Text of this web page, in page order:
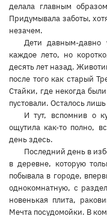
делала главным
Придумывала заботы,
незачем.
Дети давным-
каждое лето, но
десять лет назад.
после того как старый
Стайки, где некогда
пустовали. Осталось
И тут, вспомнив о
ощутила как-то полно,
день здесь.
Последний день в
в деревне, которую
побывала в городе,
однокомнатную, с
новенькая плита,
Мечта посудомойки. В